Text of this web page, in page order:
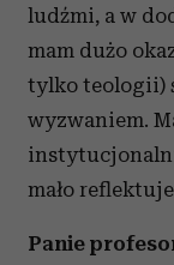
ludźmi, a w
mam dużo
tylko teologii)
wyzwaniem.
mało
Panie